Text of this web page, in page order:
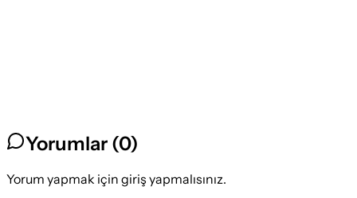
Yorumlar (0)
Yorum yapmak için giriş yapmalısınız.